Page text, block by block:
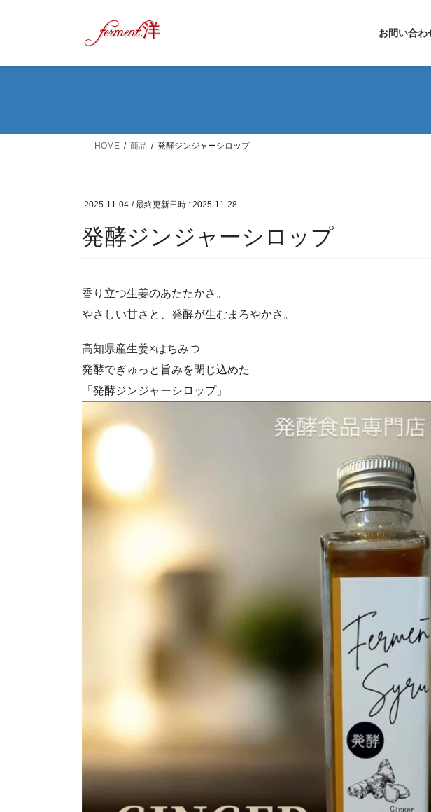
お問い合わ
HOME 商品 発酵ジンジャーシロップ
2025-11-04 / 最終更新日時 : 2025-11-28
発酵ジンジャーシロップ
香り立つ生姜のあたたかさ。
やさしい甘さと、発酵が生むまろやかさ。
高知県産生姜×はちみつ
発酵でぎゅっと旨みを閉じ込めた
「発酵ジンジャーシロップ」